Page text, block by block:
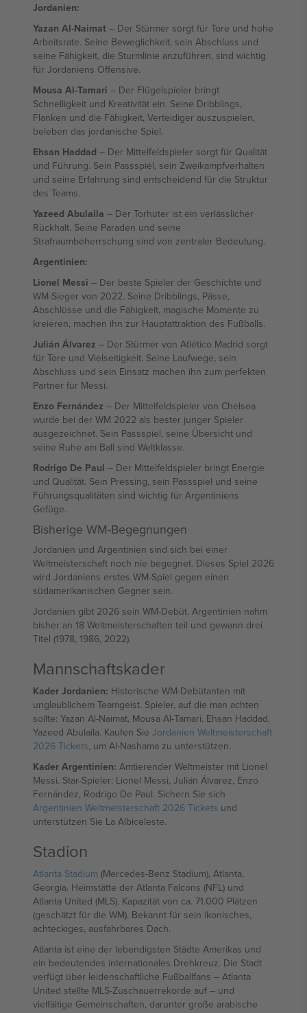
Jordanien:
Yazan Al-Naimat – Der Stürmer sorgt für Tore und hohe
Arbeitsrate. Seine Beweglichkeit, sein Abschluss und
seine Fähigkeit, die Sturmlinie anzuführen, sind wichtig
für Jordaniens Offensive.
Mousa Al-Tamari – Der Flügelspieler bringt
Schnelligkeit und Kreativität ein. Seine Dribblings,
Flanken und die Fähigkeit, Verteidiger auszuspielen,
beleben das jordanische Spiel.
Ehsan Haddad – Der Mittelfeldspieler sorgt für Qualität
und Führung. Sein Passspiel, sein Zweikampfverhalten
und seine Erfahrung sind entscheidend für die Struktur
des Teams.
Yazeed Abulaila – Der Torhüter ist ein verlässlicher
Rückhalt. Seine Paraden und seine
Strafraumbeherrschung sind von zentraler Bedeutung.
Argentinien:
Lionel Messi – Der beste Spieler der Geschichte und
WM-Sieger von 2022. Seine Dribblings, Pässe,
Abschlüsse und die Fähigkeit, magische Momente zu
kreieren, machen ihn zur Hauptattraktion des Fußballs.
Julián Álvarez – Der Stürmer von Atlético Madrid sorgt
für Tore und Vielseitigkeit. Seine Laufwege, sein
Abschluss und sein Einsatz machen ihn zum perfekten
Partner für Messi.
Enzo Fernández – Der Mittelfeldspieler von Chelsea
wurde bei der WM 2022 als bester junger Spieler
ausgezeichnet. Sein Passspiel, seine Übersicht und
seine Ruhe am Ball sind Weltklasse.
Rodrigo De Paul – Der Mittelfeldspieler bringt Energie
und Qualität. Sein Pressing, sein Passspiel und seine
Führungsqualitäten sind wichtig für Argentiniens
Gefüge.
Bisherige WM-Begegnungen
Jordanien und Argentinien sind sich bei einer
Weltmeisterschaft noch nie begegnet. Dieses Spiel 2026
wird Jordaniens erstes WM-Spiel gegen einen
südamerikanischen Gegner sein.
Jordanien gibt 2026 sein WM-Debüt. Argentinien nahm
bisher an 18 Weltmeisterschaften teil und gewann drei
Titel (1978, 1986, 2022).
Mannschaftskader
Kader Jordanien: Historische WM-Debütanten mit
unglaublichem Teamgeist. Spieler, auf die man achten
sollte: Yazan Al-Naimat, Mousa Al-Tamari, Ehsan Haddad,
Yazeed Abulaila. Kaufen Sie Jordanien Weltmeisterschaft
2026 Tickets, um Al-Nashama zu unterstützen.
Kader Argentinien: Amtierender Weltmeister mit Lionel
Messi. Star-Spieler: Lionel Messi, Julián Álvarez, Enzo
Fernández, Rodrigo De Paul. Sichern Sie sich
Argentinien Weltmeisterschaft 2026 Tickets und
unterstützen Sie La Albiceleste.
Stadion
Atlanta Stadium (Mercedes-Benz Stadium), Atlanta,
Georgia. Heimstätte der Atlanta Falcons (NFL) und
Atlanta United (MLS). Kapazität von ca. 71.000 Plätzen
(geschätzt für die WM). Bekannt für sein ikonisches,
achteckiges, ausfahrbares Dach.
Atlanta ist eine der lebendigsten Städte Amerikas und
ein bedeutendes internationales Drehkreuz. Die Stadt
verfügt über leidenschaftliche Fußballfans – Atlanta
United stellte MLS-Zuschauerrekorde auf – und
vielfältige Gemeinschaften, darunter große arabische